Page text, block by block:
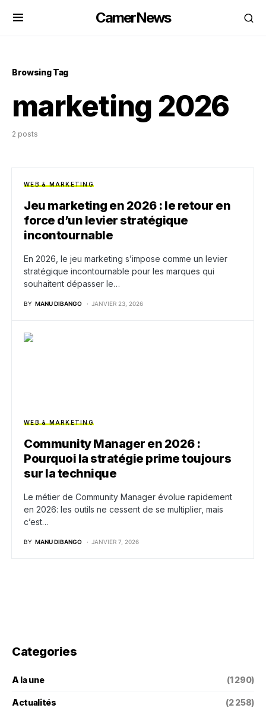
CamerNews
Browsing Tag
marketing 2026
2 posts
WEB & MARKETING
Jeu marketing en 2026 : le retour en
force d’un levier stratégique
incontournable
En 2026, le jeu marketing s’impose comme un levier
stratégique incontournable pour les marques qui
souhaitent dépasser le…
BY MANU DIBANGO JANVIER 23, 2026
WEB & MARKETING
Community Manager en 2026 :
Pourquoi la stratégie prime toujours
sur la technique
Le métier de Community Manager évolue rapidement
en 2026: les outils ne cessent de se multiplier, mais
c’est…
BY MANU DIBANGO JANVIER 7, 2026
Categories
A la une (1 290)
Actualités (2 258)